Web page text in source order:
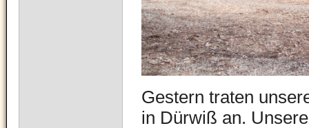
Gestern traten
in Dürwiß an.